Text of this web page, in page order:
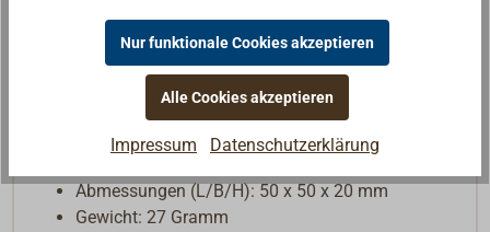
lässt sich aufgrund seiner geringen Größe und
Gewicht einfach mit einem Streifen doppelseitigem
Klebeband genau dort anbringen, wo er gebraucht
Allgemein
Abmessungen (L/B/H): 50 x 50 x 20 mm
Gewicht: 27 Gramm
Nur funktionale Cookies akzeptieren
Alle Cookies akzeptieren
Impressum Datenschutzerklärung